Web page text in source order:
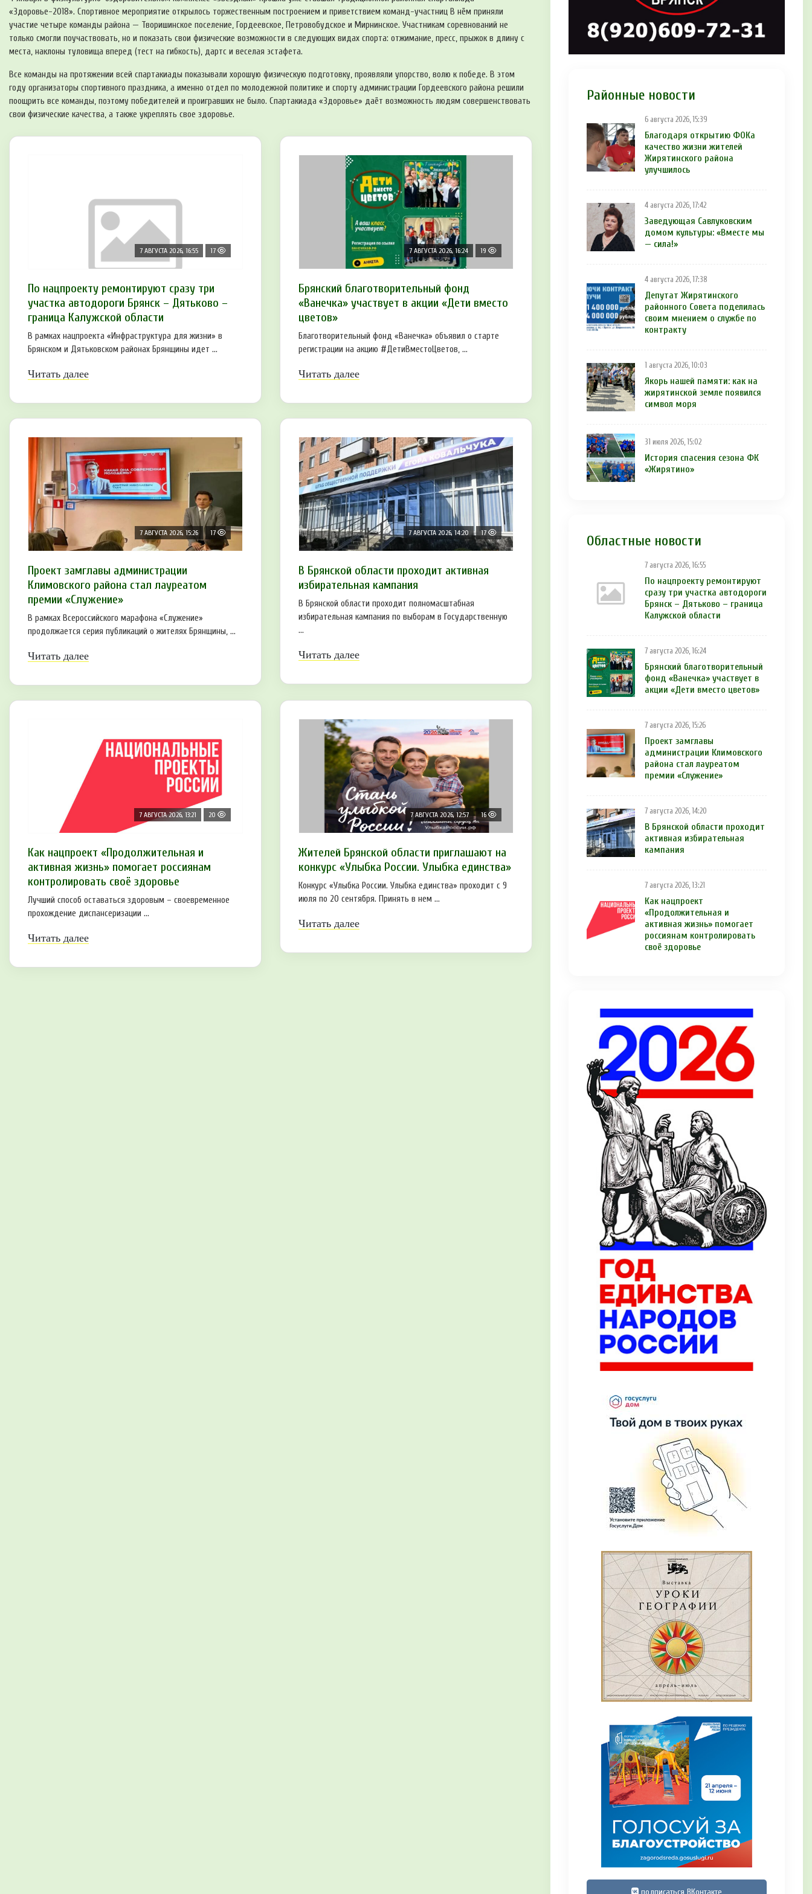
«Здоровье-2018». Спортивное мероприятие открылось торжественным построением и приветствием команд-участниц В нём приняли
участие четыре команды района — Творишинское поселение, Гордеевское, Петровобудское и Мирнинское. Участникам соревнований не
только смогли поучаствовать, но и показать свои физические возможности в следующих видах спорта: отжимание, пресс, прыжок в длину с
места, наклоны туловища вперед (тест на гибкость), дартс и веселая эстафета.
Все команды на протяжении всей спартакиады показывали хорошую физическую подготовку, проявляли упорство, волю к победе. В этом
году организаторы спортивного праздника, а именно отдел по молодежной политике и спорту администрации Гордеевского района решили
поощрить все команды, поэтому победителей и проигравших не было. Спартакиада «Здоровье» даёт возможность людям совершенствовать
свои физические качества, а также укреплять свое здоровье.
7 АВГУСТА 2026, 16:55 17
По нацпроекту ремонтируют сразу три
участка автодороги Брянск – Дятьково –
граница Калужской области
В рамках нацпроекта «Инфраструктура для жизни» в
Брянском и Дятьковском районах Брянщины идет ...
Читать далее
7 АВГУСТА 2026, 16:24 19
Брянский благотворительный фонд
«Ванечка» участвует в акции «Дети вместо
цветов»
Благотворительный фонд «Ванечка» объявил о старте
регистрации на акцию #ДетиВместоЦветов, ...
Читать далее
7 АВГУСТА 2026, 15:26 17
Проект замглавы администрации
Климовского района стал лауреатом
премии «Служение»
В рамках Всероссийского марафона «Служение»
продолжается серия публикаций о жителях Брянщины, ...
Читать далее
7 АВГУСТА 2026, 14:20 17
В Брянской области проходит активная
избирательная кампания
В Брянской области проходит полномасштабная
избирательная кампания по выборам в Государственную
...
Читать далее
7 АВГУСТА 2026, 13:21 20
Как нацпроект «Продолжительная и
активная жизнь» помогает россиянам
контролировать своё здоровье
Лучший способ оставаться здоровым – своевременное
прохождение диспансеризации ...
Читать далее
7 АВГУСТА 2026, 12:57 16
Жителей Брянской области приглашают на
конкурс «Улыбка России. Улыбка единства»
Конкурс «Улыбка России. Улыбка единства» проходит с 9
июля по 20 сентября. Принять в нем ...
Читать далее
Районные новости
6 августа 2026, 15:39
Благодаря открытию ФОКа
качество жизни жителей
Жирятинского района
улучшилось
4 августа 2026, 17:42
Заведующая Савлуковским
домом культуры: «Вместе мы
— сила!»
4 августа 2026, 17:38
Депутат Жирятинского
районного Совета поделилась
своим мнением о службе по
контракту
1 августа 2026, 10:03
Якорь нашей памяти: как на
жирятинской земле появился
символ моря
31 июля 2026, 15:02
История спасения сезона ФК
«Жирятино»
Областные новости
7 августа 2026, 16:55
По нацпроекту ремонтируют
сразу три участка автодороги
Брянск – Дятьково – граница
Калужской области
7 августа 2026, 16:24
Брянский благотворительный
фонд «Ванечка» участвует в
акции «Дети вместо цветов»
7 августа 2026, 15:26
Проект замглавы
администрации Климовского
района стал лауреатом
премии «Служение»
7 августа 2026, 14:20
В Брянской области проходит
активная избирательная
кампания
7 августа 2026, 13:21
Как нацпроект
«Продолжительная и
активная жизнь» помогает
россиянам контролировать
своё здоровье